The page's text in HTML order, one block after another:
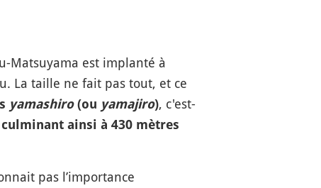
Matsuyama est implanté à
La taille ne fait pas tout, et ce
yamashiro(ou yamajiro), c'est-
culminant ainsi à 430 mètres
pas l’importance